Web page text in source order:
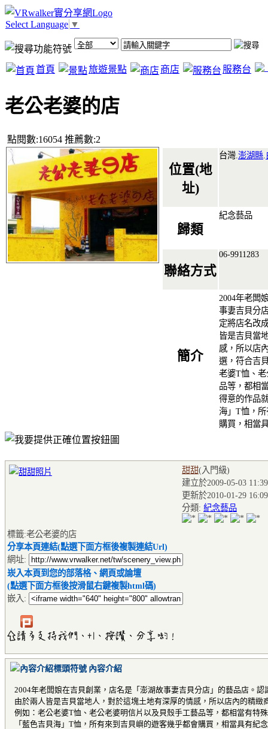
Select Language ▼
首頁 旅遊景點 商店 服務台
老公老婆的店
點閱數:16054 推薦數:2
位置(地
址)
台灣. 澎湖縣
歸類
紀念藝品
聯絡方式
06-9911283
簡介
2004年老闆
事妻吉貝分
定將店名改
皆是吉貝當
感，所以店
選，符合吉
老婆T恤、
品等，都相
得意的作品
海」T恤，
購買，相當
甜甜(入門級)
建立於2009-05-03
更新於2010-01-29
分類: 紀念藝品
標籤:老公老婆的店
分享本頁連結(點選下面方框後複製連結Url)
網址:
崁入本頁到您的部落格、網頁或論壇
(點選下面方框後按滑鼠右鍵複製html碼)
嵌入:
內容介紹
2004年老闆娘在吉貝創業，店名是「澎湖故事妻吉貝分店」的藝品店。
由於兩人皆是吉貝當地人，對於這塊土地有深厚的情感，所以店內的精
例如：老公老婆T恤、老公老婆明信片以及貝殼手工藝品等，都相當有特
「藍色吉貝海」T恤，所有來到吉貝嶼的遊客幾乎都會購買，相當具有紀